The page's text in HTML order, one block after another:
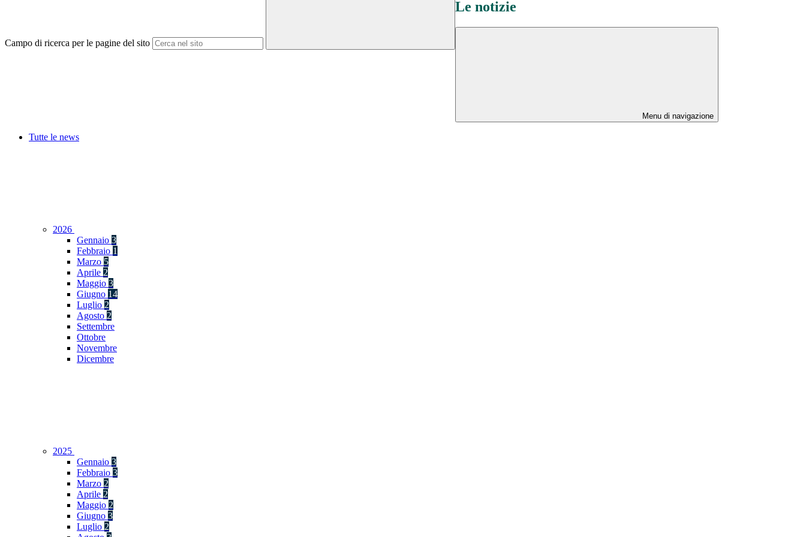
Campo di ricerca per le pagine del sito
Le notizie
Menu di navigazione
Tutte le news
2026
Gennaio 3
Febbraio 1
Marzo 5
Aprile 2
Maggio 3
Giugno 14
Luglio 2
Agosto 2
Settembre
Ottobre
Novembre
Dicembre
2025
Gennaio 3
Febbraio 3
Marzo 2
Aprile 2
Maggio 2
Giugno 3
Luglio 2